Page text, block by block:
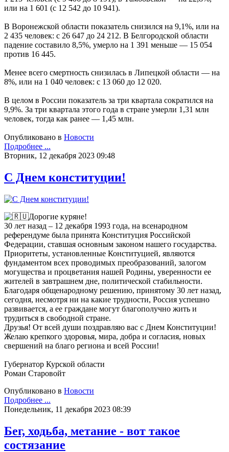
или на 1 601 (с 12 542 до 10 941).
В Воронежской области показатель снизился на 9,1%, или на
2 435 человек: с 26 647 до 24 212. В Белгородской области
падение составило 8,5%, умерло на 1 391 меньше — 15 054
против 16 445.
Менее всего смертность снизилась в Липецкой области — на
8%, или на 1 040 человек: с 13 060 до 12 020.
В целом в России показатель за три квартала сократился на
9,9%. За три квартала этого года в стране умерли 1,31 млн
человек, тогда как ранее — 1,45 млн.
Опубликовано в Новости
Подробнее ...
Вторник, 12 декабря 2023 09:48
С Днем конституции!
Дорогие куряне!
30 лет назад – 12 декабря 1993 года, на всенародном
референдуме была принята Конституция Российской
Федерации, ставшая основным законом нашего государства.
Приоритеты, установленные Конституцией, являются
фундаментом всех проводимых преобразований, залогом
могущества и процветания нашей Родины, уверенности ее
жителей в завтрашнем дне, политической стабильности.
Благодаря общенародному решению, принятому 30 лет назад,
сегодня, несмотря ни на какие трудности, Россия успешно
развивается, а ее граждане могут благополучно жить и
трудиться в свободной стране.
Друзья! От всей души поздравляю вас с Днем Конституции!
Желаю крепкого здоровья, мира, добра и согласия, новых
свершений на благо региона и всей России!
Губернатор Курской области
Роман Старовойт
Опубликовано в Новости
Подробнее ...
Понедельник, 11 декабря 2023 08:39
Бег, ходьба, метание - вот такое
состязание